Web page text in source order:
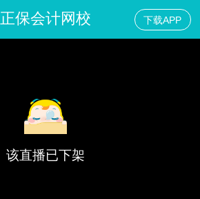
正保会计网校 下载APP
该直播已下架